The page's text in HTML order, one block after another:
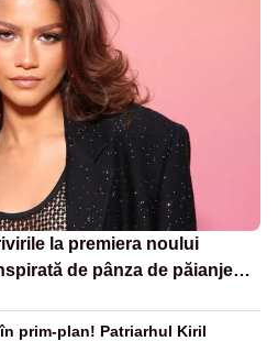
la premiera noului
de pânza de păianjen a
prim-plan! Patriarhul Kiril